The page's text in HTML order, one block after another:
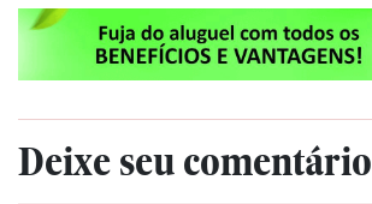
Deixe seu comentário